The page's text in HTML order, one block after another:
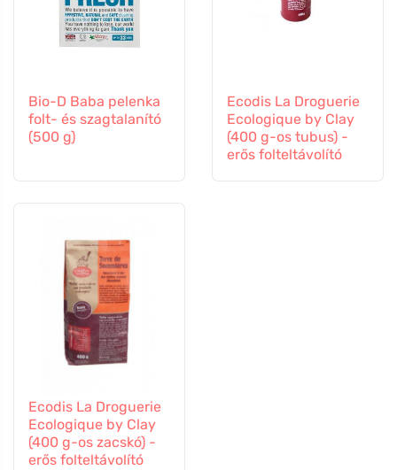
Bio-D Baba pelenka
folt- és szagtalanító
(500 g)
Ecodis La Droguerie
Ecologique by Clay
(400 g-os tubus) -
erős folteltávolító
Ecodis La Droguerie
Ecologique by Clay
(400 g-os zacskó) -
erős folteltávolító